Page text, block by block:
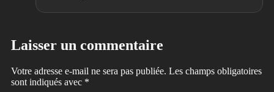
Laisser un commentaire
Votre adresse e-mail ne sera pas publiée. Les champs obligatoires
sont indiqués avec *